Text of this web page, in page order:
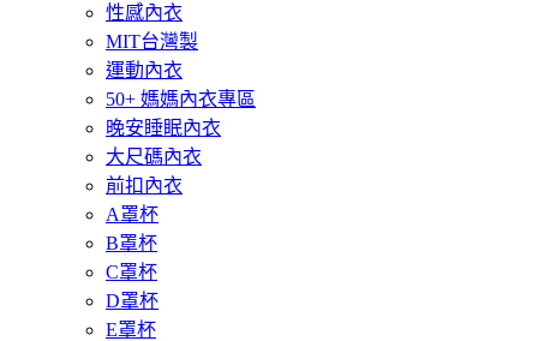
性感內衣
MIT台灣製
運動內衣
50+ 媽媽內衣專區
晚安睡眠內衣
大尺碼內衣
前扣內衣
A罩杯
B罩杯
C罩杯
D罩杯
E罩杯